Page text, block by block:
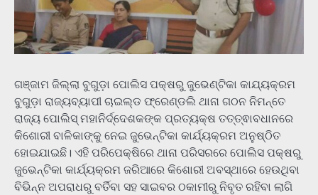
ଗଞ୍ଜାମ ଜିଲ୍ଲା ବୁଗୁଡ଼ା ପୋଲିସ ପକ୍ଷରୁ ଜୁଭେଣ୍ଟିକା କାଯ୍ୟକ୍ରମ
ବୁଗୁଡ଼ା ରାଜ୍ୟବ୍ୟାପୀ ଚାଇଲ୍ଡ ଫ୍ରେଣ୍ଡଲି ଥାନା ଗଠନ ନିମନ୍ତେ
ରାଜ୍ୟ ପୋଲିସ୍ ମହାନିର୍ଦ୍ଦେଶକଙ୍କ ପ୍ରତ୍ୟକ୍ଷ ତତ୍ତ୍ଵାବଧାନରେ
କିଶୋରୀ ବାଳିକାଙ୍କୁ ନେଇ ଜୁଭେନ୍ଟିକା କାର୍ଯ୍ୟକ୍ରମ ଅନୁଷ୍ଠିତ
ହୋଇଯାଇଛି। ଏହି ପରିପେକ୍ଷିରେ ଥାନା ପରିସରରେ ପୋଲିସ ପକ୍ଷରୁ
ଜୁଭେନ୍ଟିକା କାର୍ଯ୍ୟକ୍ରମ ଜରିଆରେ କିଶୋରୀ ଅବସ୍ଥାରେ ହେଉଥିବା
ବିଭିନ୍ନ ଅପରାଧରୁ ବର୍ତିବା ସହ ସାଇବର ଠକାମୀରୁ ନିବୃତ ରହିବା ଲାଗି